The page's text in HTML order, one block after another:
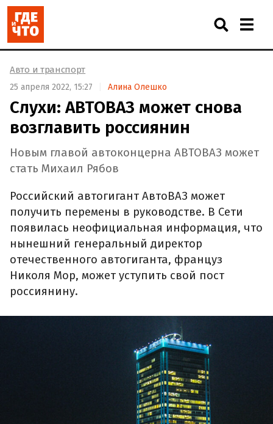
Авто и транспорт
25 апреля 2022, 15:27 Алина Олешко
Слухи: АВТОВАЗ может снова
возглавить россиянин
Новым главой автоконцерна АВТОВАЗ может
стать Михаил Рябов
Российский автогигант АвтоВАЗ может
получить перемены в руководстве. В Сети
появилась неофициальная информация, что
нынешний генеральный директор
отечественного автогиганта, француз
Николя Мор, может уступить свой пост
россиянину.